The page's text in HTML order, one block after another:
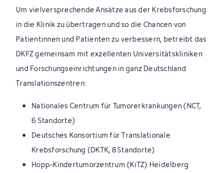
Um vielversprechende Ansätze aus der Krebsforschung
in die Klinik zu übertragen und so die Chancen von
Patientinnen und Patienten zu verbessern, betreibt das
DKFZ gemeinsam mit exzellenten Universitätskliniken
und Forschungseinrichtungen in ganz Deutschland
Translationszentren:
Nationales Centrum für Tumorerkrankungen (NCT,
6 Standorte)
Deutsches Konsortium für Translationale
Krebsforschung (DKTK, 8 Standorte)
Hopp-Kindertumorzentrum (KiTZ) Heidelberg